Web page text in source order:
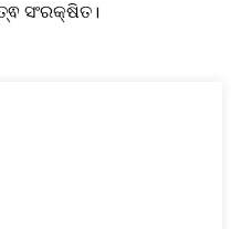
ସଂରକ୍ଷିତ।